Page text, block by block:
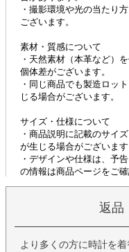
返品
より多くの方に時計を